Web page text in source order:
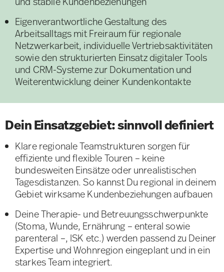
Eigenverantwortliche Gestaltung des
Arbeitsalltags mit Freiraum für regionale
Netzwerkarbeit, individuelle Vertriebsaktivitäten
sowie den strukturierten Einsatz digitaler Tools
und CRM-Systeme zur Dokumentation und
Weiterentwicklung deiner Kundenkontakte
Dein Einsatzgebiet: sinnvoll definiert
Klare regionale Teamstrukturen sorgen für
effiziente und flexible Touren – keine
bundesweiten Einsätze oder unrealistischen
Tagesdistanzen. So kannst Du regional in deinem
Gebiet wirksame Kundenbeziehungen aufbauen
Deine Therapie- und Betreuungsschwerpunkte
(Stoma, Wunde, Ernährung – enteral sowie
parenteral –, ISK etc.) werden passend zu Deiner
Expertise und Wohnregion eingeplant und in ein
starkes Team integriert.